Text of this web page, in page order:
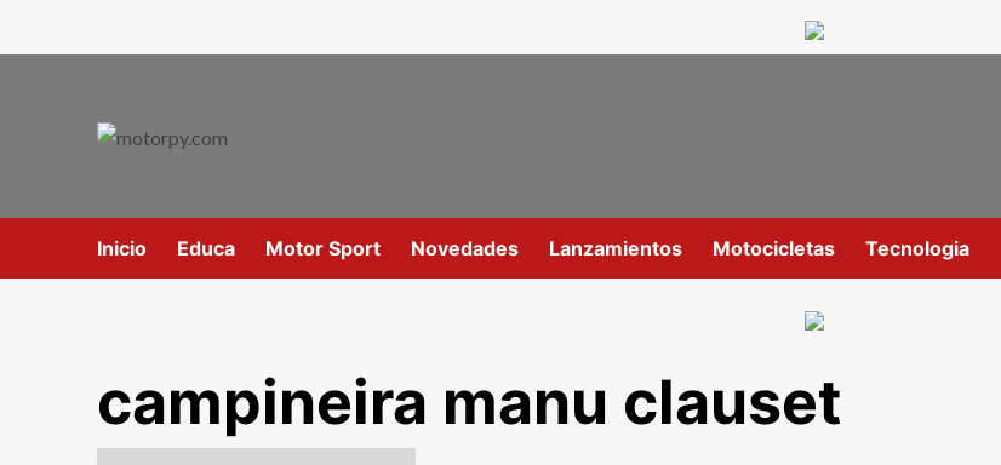
Inicio Educa Motor Sport Novedades Lanzamientos Motocicletas Tecnologia
campineira manu clauset